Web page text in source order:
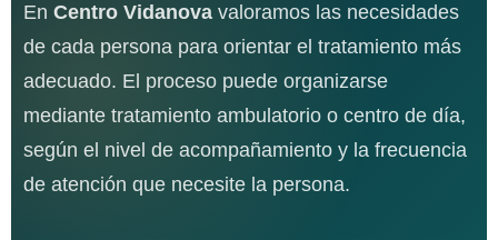
En Centro Vidanova valoramos las necesidades
de cada persona para orientar el tratamiento más
adecuado. El proceso puede organizarse
mediante tratamiento ambulatorio o centro de día,
según el nivel de acompañamiento y la frecuencia
de atención que necesite la persona.